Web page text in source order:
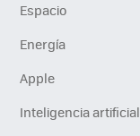
Espacio
Energía
Apple
Inteligencia artificial